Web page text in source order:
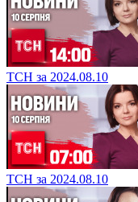
ТСН за 2024.08.10
ТСН за 2024.08.10